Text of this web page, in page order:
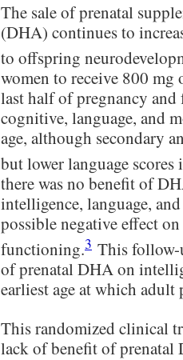
The sale of prenatal
(DHA) continues to
to offspring
women to receive 800
last half of pregnancy
cognitive, language, and
age, although secondary
but lower language
there was no benefit of
intelligence, language,
possible negative effect
functioning.3 This follow-
of prenatal DHA on
earliest age at which adult
This randomized clinical
lack of benefit of prenatal